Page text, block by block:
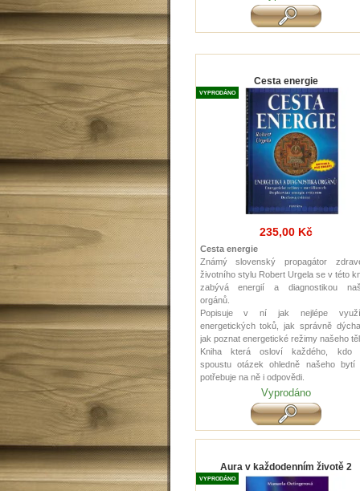
Cesta energie
VYPRODÁNO
235,00 Kč
Cesta energie
Známý slovenský propagátor
životního stylu Robert Urgela se v této
zabývá energií a diagnostikou
orgánů.
Popisuje v ní jak nejlépe
energetických toků, jak správně
jak poznat energetické režimy našeho
Kniha která osloví každého, kdo
spoustu otázek ohledně našeho bytí
potřebuje na ně i odpovědi.
Vyprodáno
Aura v každodenním životě 2
VYPRODÁNO